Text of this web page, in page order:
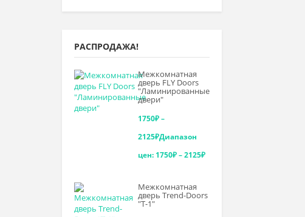
РАСПРОДАЖА!
Межкомнатная
дверь FLY Doors
"Ламинированные
двери"
1750₽–
2125₽Диапазон
цен: 1750₽ – 2125₽
Межкомнатная
дверь Trend-Doоrs
"Т-1"